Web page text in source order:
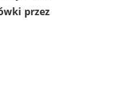
przez